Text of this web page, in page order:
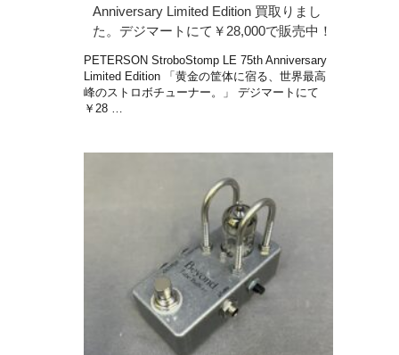
Anniversary Limited Edition 買取りまし
た。デジマートにて￥28,000で販売中！
PETERSON StroboStomp LE 75th Anniversary
Limited Edition 「黄金の筐体に宿る、世界最高
峰のストロボチューナー。」 デジマートにて
￥28 …